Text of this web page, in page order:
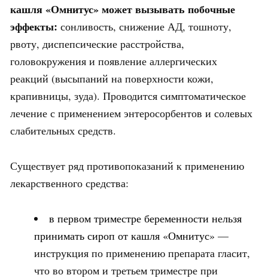
кашля «Омнитус» может вызывать побочные
эффекты: сонливость, снижение АД, тошноту,
рвоту, диспепсические расстройства,
головокружения и появление аллергических
реакций (высыпаний на поверхности кожи,
крапивницы, зуда). Проводится симптоматическое
лечение с применением энтеросорбентов и солевых
слабительных средств.
Существует ряд противопоказаний к применению
лекарственного средства:
в первом триместре беременности нельзя
принимать сироп от кашля «Омнитус» —
инструкция по применению препарата гласит,
что во втором и третьем триместре при